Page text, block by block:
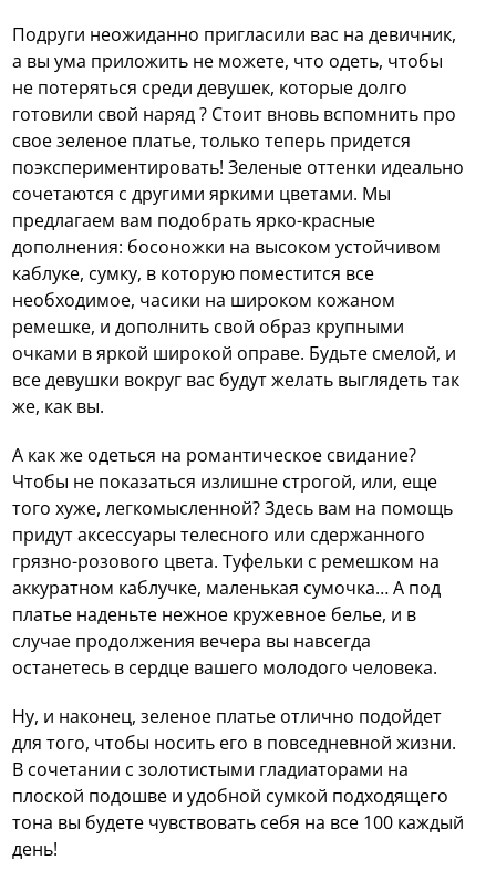
Подруги неожиданно пригласили вас на девичник,
а вы ума приложить не можете, что одеть, чтобы
не потеряться среди девушек, которые долго
готовили свой наряд ? Стоит вновь вспомнить про
свое зеленое платье, только теперь придется
поэкспериментировать! Зеленые оттенки идеально
сочетаются с другими яркими цветами. Мы
предлагаем вам подобрать ярко-красные
дополнения: босоножки на высоком устойчивом
каблуке, сумку, в которую поместится все
необходимое, часики на широком кожаном
ремешке, и дополнить свой образ крупными
очками в яркой широкой оправе. Будьте смелой, и
все девушки вокруг вас будут желать выглядеть так
же, как вы.
А как же одеться на романтическое свидание?
Чтобы не показаться излишне строгой, или, еще
того хуже, легкомысленной? Здесь вам на помощь
придут аксессуары телесного или сдержанного
грязно-розового цвета. Туфельки с ремешком на
аккуратном каблучке, маленькая сумочка… А под
платье наденьте нежное кружевное белье, и в
случае продолжения вечера вы навсегда
останетесь в сердце вашего молодого человека.
Ну, и наконец, зеленое платье отлично подойдет
для того, чтобы носить его в повседневной жизни.
В сочетании с золотистыми гладиаторами на
плоской подошве и удобной сумкой подходящего
тона вы будете чувствовать себя на все 100 каждый
день!